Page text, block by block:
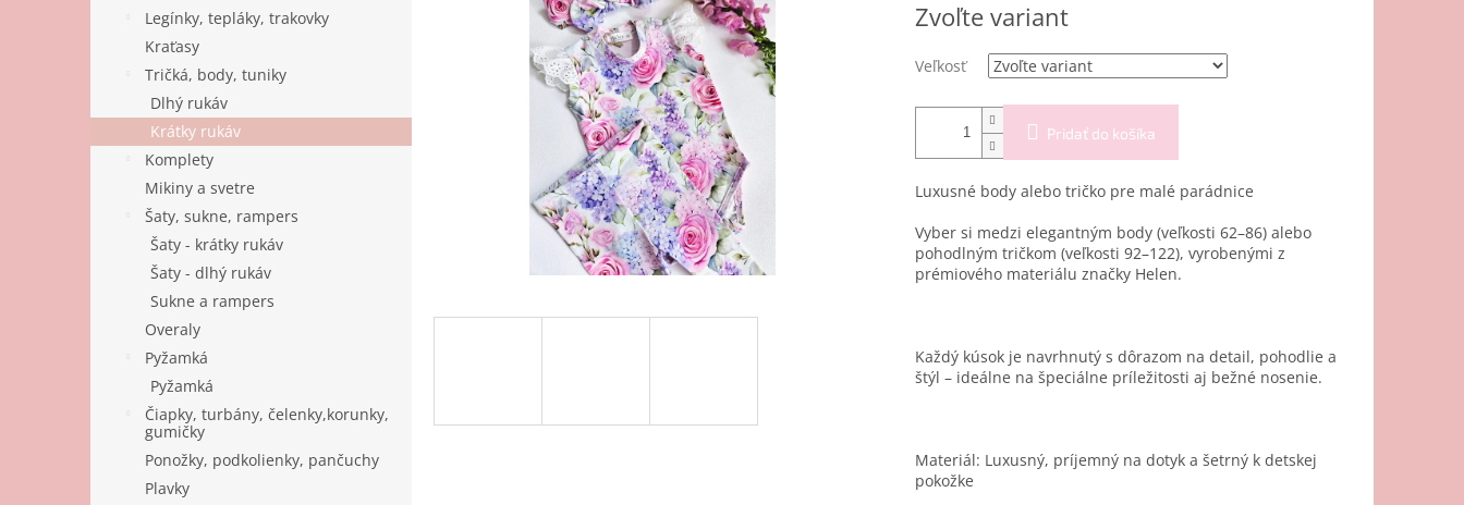
Legínky, tepláky, trakovky
Kraťasy
Tričká, body, tuniky
Dlhý rukáv
Krátky rukáv
Komplety
Mikiny a svetre
Šaty, sukne, rampers
Šaty - krátky rukáv
Šaty - dlhý rukáv
Sukne a rampers
Overaly
Pyžamká
Pyžamká
Čiapky, turbány, čelenky,korunky,
gumičky
Ponožky, podkolienky, pančuchy
Plavky
cena:
Zvoľte variant
Veľkosť
Pridať do košíka
Luxusné body alebo tričko pre malé parádnice
Vyber si medzi elegantným body (veľkosti 62–86) alebo
pohodlným tričkom (veľkosti 92–122), vyrobenými z
prémiového materiálu značky Helen.
Každý kúsok je navrhnutý s dôrazom na detail, pohodlie a
štýl – ideálne na špeciálne príležitosti aj bežné nosenie.
Materiál: Luxusný, príjemný na dotyk a šetrný k detskej
pokožke